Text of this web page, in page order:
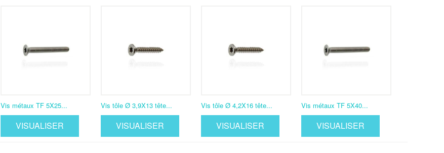
Vis métaux TF 5X25...
VISUALISER
Vis tôle Ø 3,9X13 tête...
VISUALISER
Vis tôle Ø 4,2X16 tête...
VISUALISER
Vis métaux TF 5X40...
VISUALISER